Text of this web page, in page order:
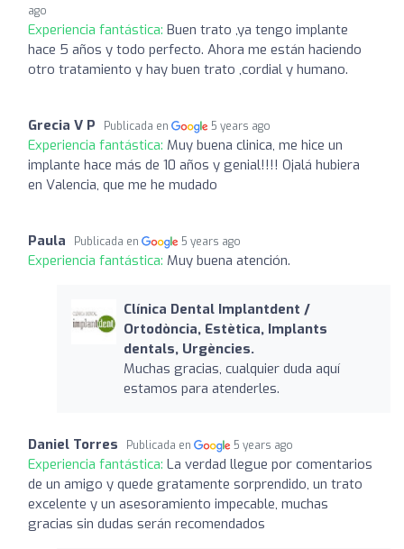
ago
Experiencia fantástica: Buen trato ,ya tengo implante
hace 5 años y todo perfecto. Ahora me están haciendo
otro tratamiento y hay buen trato ,cordial y humano.
Grecia V P Publicada en 5 years ago
Experiencia fantástica: Muy buena clinica, me hice un
implante hace más de 10 años y genial!!!! Ojalá hubiera
en Valencia, que me he mudado
Paula Publicada en 5 years ago
Experiencia fantástica: Muy buena atención.
Clínica Dental Implantdent /
Ortodòncia, Estètica, Implants
dentals, Urgències.
Muchas gracias, cualquier duda aquí
estamos para atenderles.
Daniel Torres Publicada en 5 years ago
Experiencia fantástica: La verdad llegue por comentarios
de un amigo y quede gratamente sorprendido, un trato
excelente y un asesoramiento impecable, muchas
gracias sin dudas serán recomendados